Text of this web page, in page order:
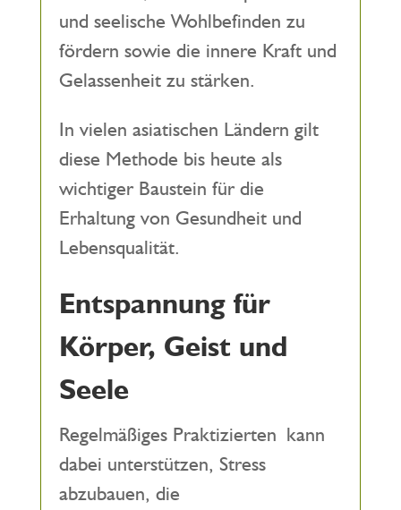
und seelische Wohlbefinden zu
fördern sowie die innere Kraft und
Gelassenheit zu stärken.
In vielen asiatischen Ländern gilt
diese Methode bis heute als
wichtiger Baustein für die
Erhaltung von Gesundheit und
Lebensqualität.
Entspannung für
Körper, Geist und
Seele
Regelmäßiges Praktizierten kann
dabei unterstützen, Stress
abzubauen, die